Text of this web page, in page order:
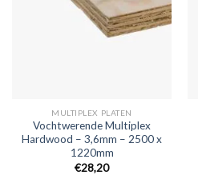
MULTIPLEX PLATEN
Vochtwerende Multiplex
Hardwood – 3,6mm – 2500 x
1220mm
€28,20